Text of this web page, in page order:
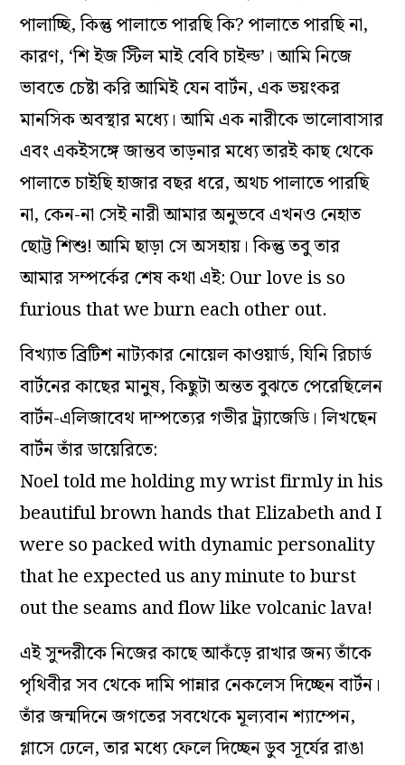
পালাচ্ছি, কিন্তু পালাতে পারছি কি? পালাতে পারছি না,
কারণ, ‘শি ইজ স্টিল মাই বেবি চাইল্ড’। আমি নিজে
ভাবতে চেষ্টা করি আমিই যেন বার্টন, এক ভয়ংকর
মানসিক অবস্থার মধ্যে। আমি এক নারীকে ভালোবাসার
এবং একইসঙ্গে জান্তব তাড়নার মধ্যে তারই কাছ থেকে
পালাতে চাইছি হাজার বছর ধরে, অথচ পালাতে পারছি
না, কেন-না সেই নারী আমার অনুভবে এখনও নেহাত
ছোট্ট শিশু! আমি ছাড়া সে অসহায়। কিন্তু তবু তার
আমার সম্পর্কের শেষ কথা এই: Our love is so
furious that we burn each other out.
বিখ্যাত ব্রিটিশ নাট্যকার নোয়েল কাওয়ার্ড, যিনি রিচার্ড
বার্টনের কাছের মানুষ, কিছুটা অন্তত বুঝতে পেরেছিলেন
বার্টন-এলিজাবেথ দাম্পত্যের গভীর ট্র্যাজেডি। লিখছেন
বার্টন তাঁর ডায়েরিতে:
Noel told me holding my wrist firmly in his
beautiful brown hands that Elizabeth and I
were so packed with dynamic personality
that he expected us any minute to burst
out the seams and flow like volcanic lava!
এই সুন্দরীকে নিজের কাছে আকঁড়ে রাখার জন্য তাঁকে
পৃথিবীর সব থেকে দামি পান্নার নেকলেস দিচ্ছেন বার্টন।
তাঁর জন্মদিনে জগতের সবথেকে মূল্যবান শ্যাম্পেন,
গ্লাসে ঢেলে, তার মধ্যে ফেলে দিচ্ছেন ডুব সূর্যের রাঙা